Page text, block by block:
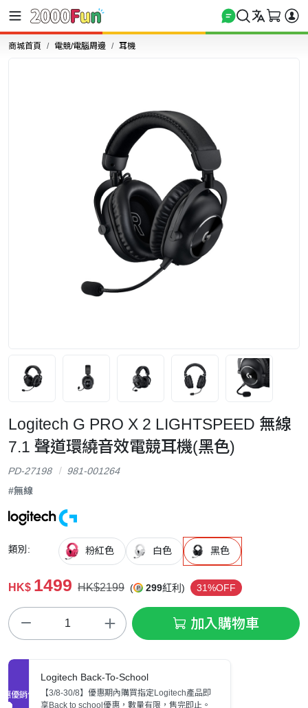
商城首頁 電競/電腦周邊 耳機
Logitech G PRO X 2 LIGHTSPEED 無線
7.1 聲道環繞音效電競耳機(黑色)
PD-27198
981-001264
#無線
類別: 粉紅色 白色 黑色
HK$ 1499 HK$2199 ( 299紅利) 31%OFF
加入購物車
促銷優惠
Logitech Back-To-School
【3/8-30/8】優惠期內購買指定Logitech產品即
享Back to school優惠，數量有限，售完即止。